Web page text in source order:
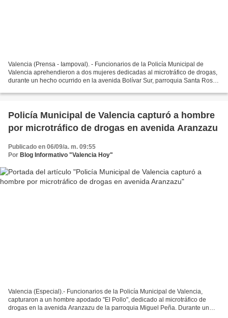
Valencia (Prensa - Iampoval). - Funcionarios de la Policía Municipal de
Valencia aprehendieron a dos mujeres dedicadas al microtráfico de drogas,
durante un hecho ocurrido en la avenida Bolívar Sur, parroquia Santa Rosa.
Policía Municipal de Valencia capturó a hombre
por microtráfico de drogas en avenida Aranzazu
Publicado en 06/09/a. m. 09:55
Por Blog Informativo "Valencia Hoy"
Valencia (Especial).- Funcionarios de la Policía Municipal de Valencia,
capturaron a un hombre apodado "El Pollo", dedicado al microtráfico de
drogas en la avenida Aranzazu de la parroquia Miguel Peña. Durante un